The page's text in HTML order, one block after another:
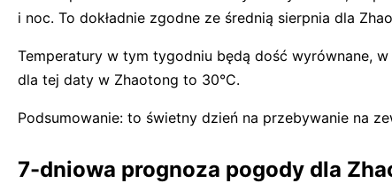
i noc. To dokładnie zgodne ze średnią sierpnia dla
Temperatury w tym tygodniu będą dość wyrównane,
dla tej daty w Zhaotong to 30°C.
Podsumowanie: to świetny dzień na przebywanie na
7-dniowa prognoza pogody dla